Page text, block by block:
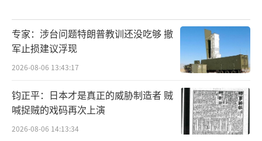
专家：涉台问题特朗普教训还没吃够 撤
军止损建议浮现
2026-08-06 13:43:17
钧正平：日本才是真正的威胁制造者 贼
喊捉贼的戏码再次上演
2026-08-06 14:13:34